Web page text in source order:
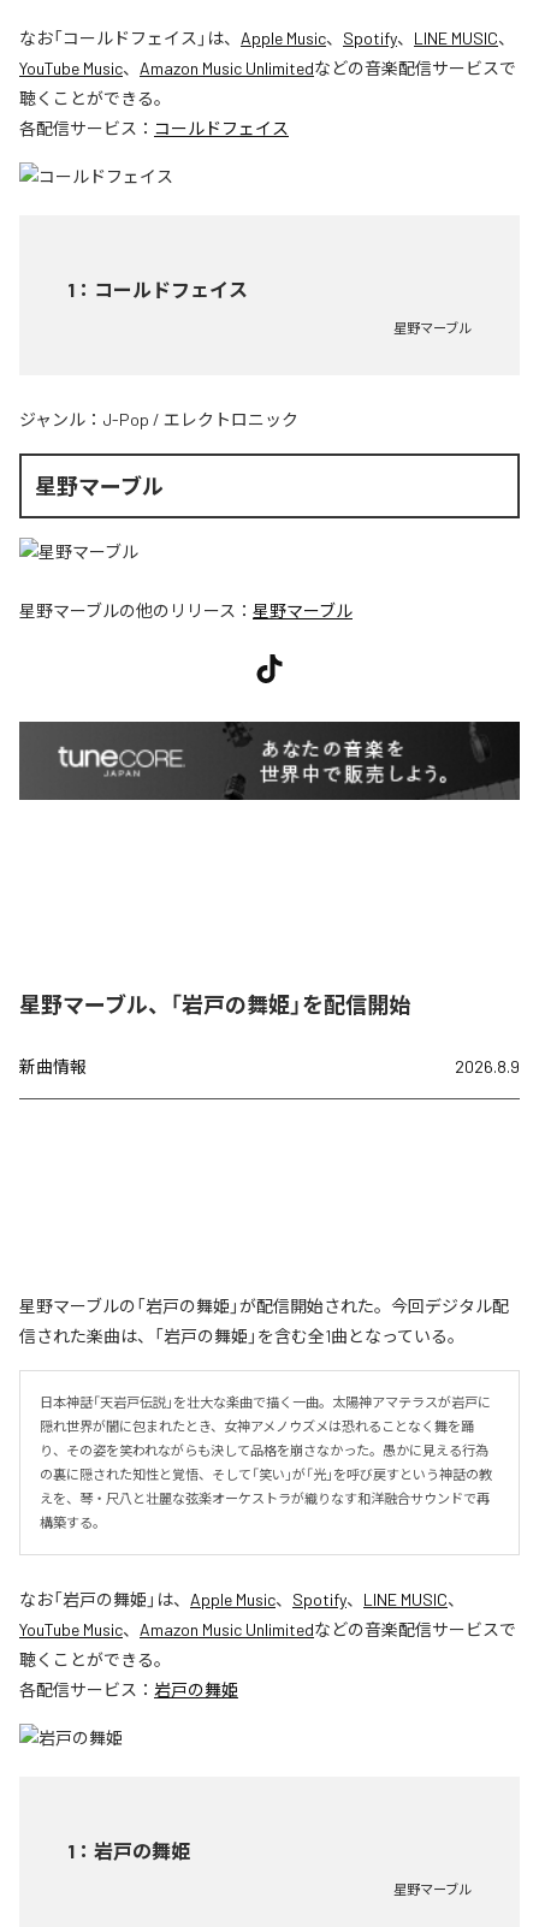
なお「コールドフェイス 」は、 Apple Music、 Spotify、 LINE MUSIC、
YouTube Music、 Amazon Music Unlimitedなどの音楽配信サービスで
聴くことができる。
各配信サービス： コールドフェイス
1 ： コールドフェイス
星野マーブル
ジャンル： J-Pop / エレクトロニック
星野マーブル
星野マーブルの他のリリース： 星野マーブル
星野マーブル、「岩戸の舞姫」を配信開始
新曲情報 2026.8.9
星野マーブルの「岩戸の舞姫」が配信開始された。今回デジタル配
信された楽曲は、「岩戸の舞姫」を含む全1曲となっている。
日本神話「天岩戸伝説」を壮大な楽曲で描く一曲。太陽神アマテラスが岩戸に
隠れ世界が闇に包まれたとき、女神アメノウズメは恐れることなく舞を踊
り、その姿を笑われながらも決して品格を崩さなかった。愚かに見える行為
の裏に隠された知性と覚悟、そして「笑い」が「光」を呼び戻すという神話の教
えを、琴・尺八と壮麗な弦楽オーケストラが織りなす和洋融合サウンドで再
構築する。
なお「岩戸の舞姫 」は、 Apple Music、 Spotify、 LINE MUSIC、
YouTube Music、 Amazon Music Unlimitedなどの音楽配信サービスで
聴くことができる。
各配信サービス： 岩戸の舞姫
1 ： 岩戸の舞姫
星野マーブル